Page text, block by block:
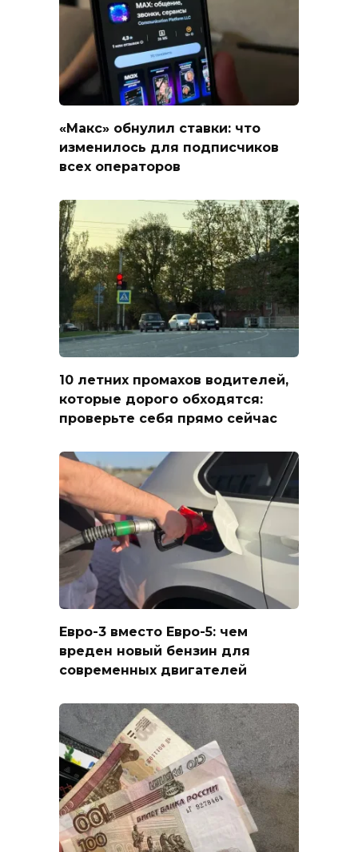
«Макс» обнулил ставки: что
изменилось для подписчиков
всех операторов
10 летних промахов водителей,
которые дорого обходятся:
проверьте себя прямо сейчас
Евро-3 вместо Евро-5: чем
вреден новый бензин для
современных двигателей